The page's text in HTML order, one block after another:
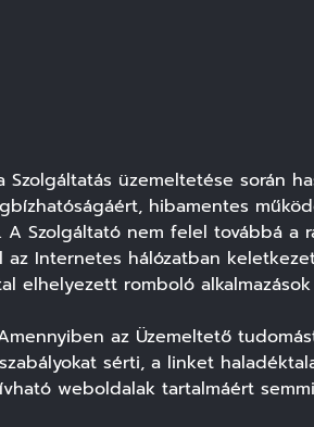
üzemeltetése során
hibamentes
Szolgáltató nem felel továbbá a
Internetes hálózatban
elhelyezett romboló
az Üzemeltető
sérti, a linket
weboldalak tartalmáért